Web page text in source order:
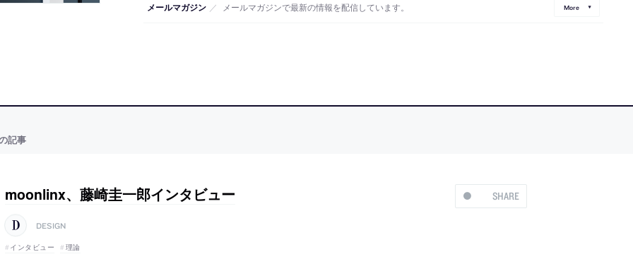
メールマガジン ／ メールマガジンで最新の情報を配信しています。 More
記事
SHARE
moonlinx、藤崎圭一郎インタビュー
DESIGN
インタビュー 理論